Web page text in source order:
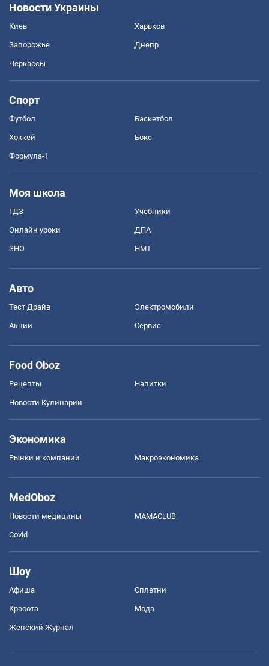
Новости Украины
Киев Харьков
Запорожье Днепр
Черкассы
Спорт
Футбол Баскетбол
Хоккей Бокс
Формула-1
Моя школа
ГДЗ Учебники
Онлайн уроки ДПА
ЗНО НМТ
Авто
Тест Драйв Электромобили
Акции Сервис
Food Oboz
Рецепты Напитки
Новости Кулинарии
Экономика
Рынки и компании Mакроэкономика
MedOboz
Новости медицины MAMACLUB
Covid
Шоу
Афиша Сплетни
Красота Мода
Женский Журнал